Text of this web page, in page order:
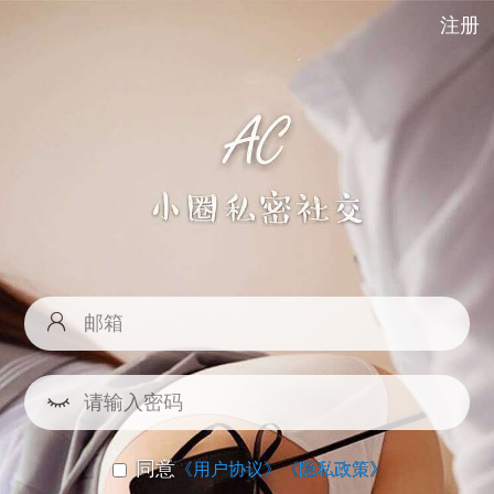
注册
同意《用户协议》《隐私政策》